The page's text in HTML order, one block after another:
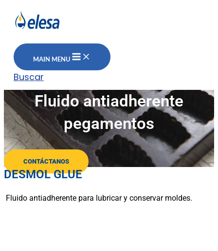
MAIN MENU
Buscar
Fluido antiadherente
pegamentos
CONTÁCTANOS
DESMOL GLUE
Fluido antiadherente para lubricar y conservar moldes.